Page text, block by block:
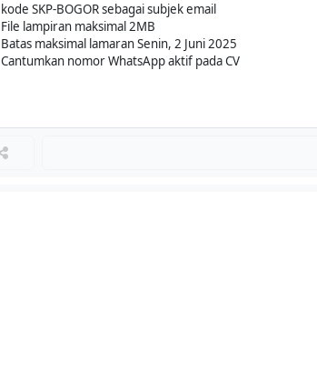
kode SKP-BOGOR sebagai subjek email
File lampiran maksimal 2MB
Batas maksimal lamaran Senin, 2 Juni 2025
Cantumkan nomor WhatsApp aktif pada CV